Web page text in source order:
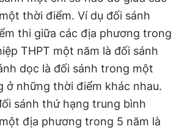
trên điện thoại
Liên hệ quảng cáo
0908 780 404
thời điểm. Ví dụ đối sánh
thi giữa các địa phương trong
THPT một năm là đối sánh
dọc là đối sánh trong một
ở những thời điểm khác nhau.
sánh thứ hạng trung bình
địa phương trong 5 năm là